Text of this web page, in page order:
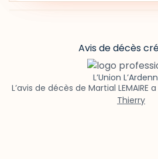
Avis de décès
L’Union
L’avis de décès de Martial LEMAIRE
Thierry